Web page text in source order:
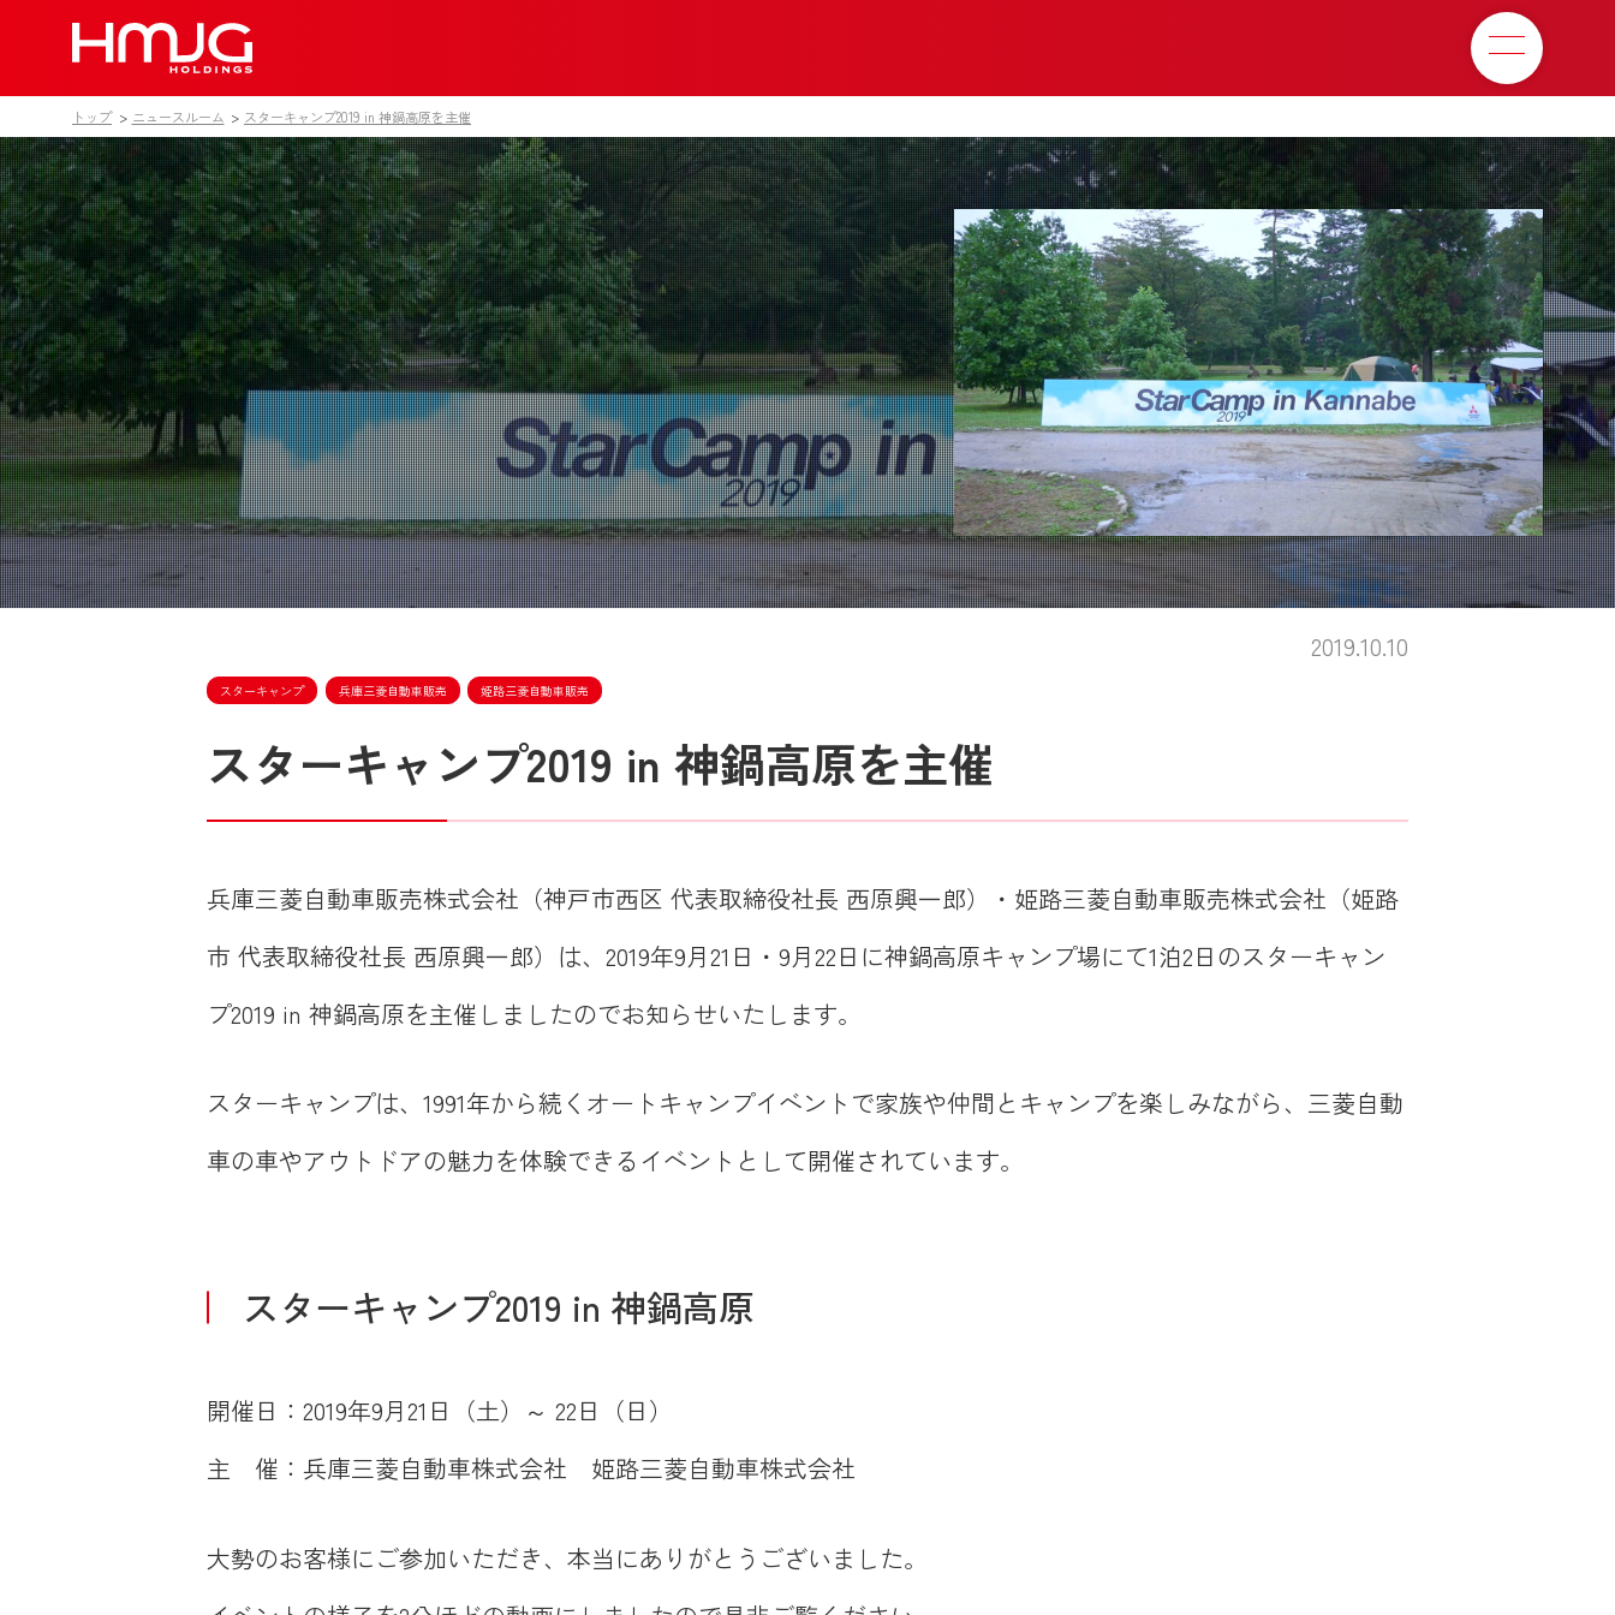
HMJGホールディングス M
e
n
採用情報
お問い合わせ
グループ企業
ポリシー プライバシー コンプライアンス ソーシャルメディア
日本語 English
トップ ニュースルーム スターキャンプ2019 in 神鍋高原を主催
2019.10.10
スターキャンプ 兵庫三菱自動車販売 姫路三菱自動車販売
スターキャンプ2019 in 神鍋高原を主催
兵庫三菱自動車販売株式会社（神戸市西区 代表取締役社長 西原興一郎）・姫路三菱自動車販売株式会社（姫路
市 代表取締役社長 西原興一郎）は、2019年9月21日・9月22日に神鍋高原キャンプ場にて1泊2日のスターキャン
プ2019 in 神鍋高原を主催しましたのでお知らせいたします。
スターキャンプは、1991年から続くオートキャンプイベントで家族や仲間とキャンプを楽しみながら、三菱自動
車の車やアウトドアの魅力を体験できるイベントとして開催されています。
スターキャンプ2019 in 神鍋高原
開催日：2019年9月21日（土）～ 22日（日）
主 催：兵庫三菱自動車株式会社 姫路三菱自動車株式会社
大勢のお客様にご参加いただき、本当にありがとうございました。